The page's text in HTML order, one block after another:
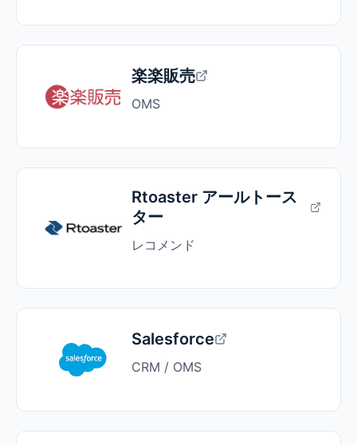
楽楽販売
OMS
Rtoaster アールトース
ター
レコメンド
Salesforce
CRM / OMS